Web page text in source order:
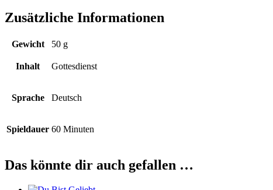
Zusätzliche Informationen
Gewicht 50 g
Inhalt Gottesdienst
Sprache Deutsch
Spieldauer 60 Minuten
Das könnte dir auch gefallen …